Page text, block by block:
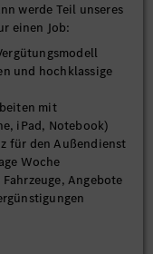
werde Teil unseres
einen Job:
und hochklassige
mit
iPad, Notebook)
für den Außendienst
Woche
Angebote